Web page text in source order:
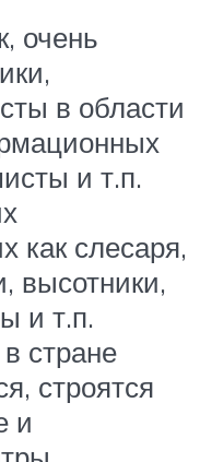
очень
в области
и т.п.
как слесаря,
высотники,
и т.п.
стране
строятся
и